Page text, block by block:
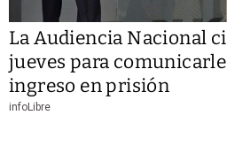
La Audiencia Nacional
jueves para
ingreso en prisión
infoLibre